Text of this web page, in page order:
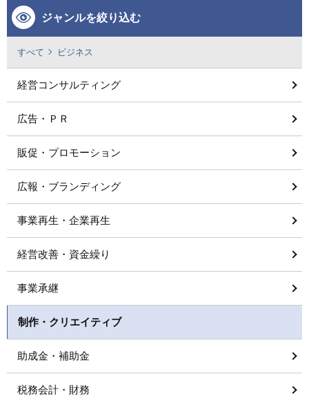
ジャンルを絞り込む
すべて ビジネス
経営コンサルティング
広告・ＰＲ
販促・プロモーション
広報・ブランディング
事業再生・企業再生
経営改善・資金繰り
事業承継
制作・クリエイティブ
助成金・補助金
税務会計・財務